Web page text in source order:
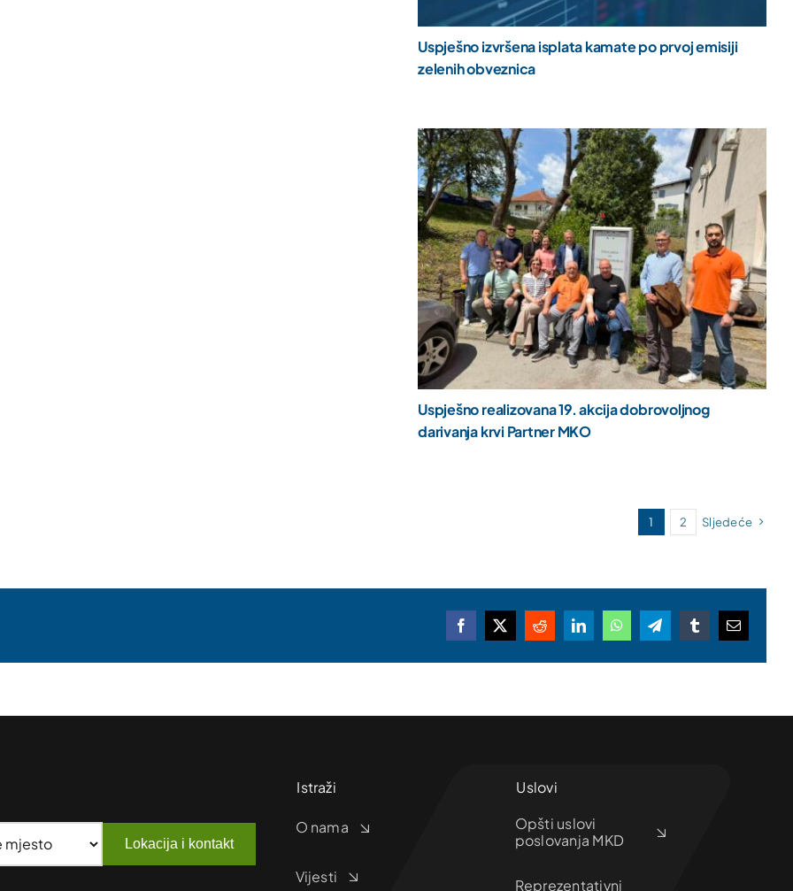
Uspješno izvršena isplata kamate po prvoj emisiji
zelenih obveznica
Uspješno realizovana 19. akcija dobrovoljnog
darivanja krvi Partner MKO
1 2 Sljedeće
Facebook
X RedditLinkedInWhatsAppTelegramTumblrEmail
Lokacija i kontakt
Istraži
O nama
Vijesti
Uslovi
Opšti uslovi
poslovanja MKD
Reprezentativni